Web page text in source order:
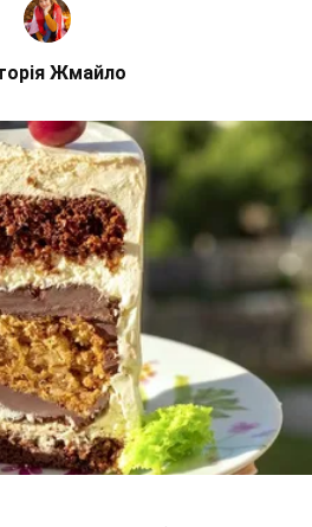
Жмайло